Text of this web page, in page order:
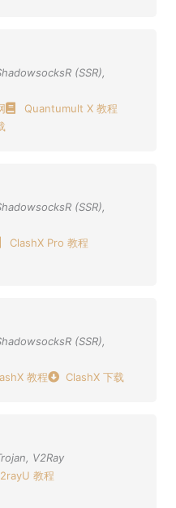
(SSR),
Quantumult X 教程
(SSR),
ClashX Pro 教程
(SSR),
教程 ClashX 下载
, V2Ray
教程